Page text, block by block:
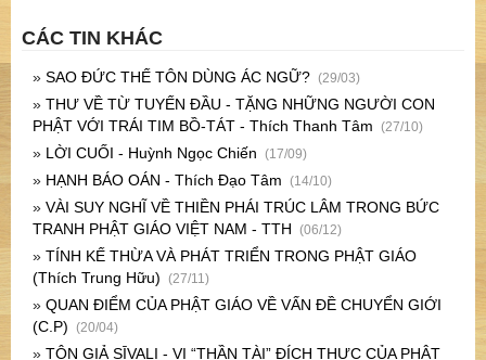
CÁC TIN KHÁC
» SAO ĐỨC THẾ TÔN DÙNG ÁC NGỮ? (29/03)
» THƯ VỀ TỪ TUYẾN ĐẦU - TẶNG NHỮNG NGƯỜI CON
PHẬT VỚI TRÁI TIM BỒ-TÁT - Thích Thanh Tâm (27/10)
» LỜI CUỐI - Huỳnh Ngọc Chiến (17/09)
» HẠNH BÁO OÁN - Thích Đạo Tâm (14/10)
» VÀI SUY NGHĨ VỀ THIỀN PHÁI TRÚC LÂM TRONG BỨC
TRANH PHẬT GIÁO VIỆT NAM - TTH (06/12)
» TÍNH KẾ THỪA VÀ PHÁT TRIỂN TRONG PHẬT GIÁO
(Thích Trung Hữu) (27/11)
» QUAN ĐIỂM CỦA PHẬT GIÁO VỀ VẤN ĐỀ CHUYỂN GIỚI
(C.P) (20/04)
» TÔN GIẢ SĪVALI - VỊ “THẦN TÀI” ĐÍCH THỰC CỦA PHẬT